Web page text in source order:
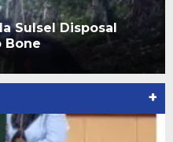
Sulsel Disposal
Bone
+